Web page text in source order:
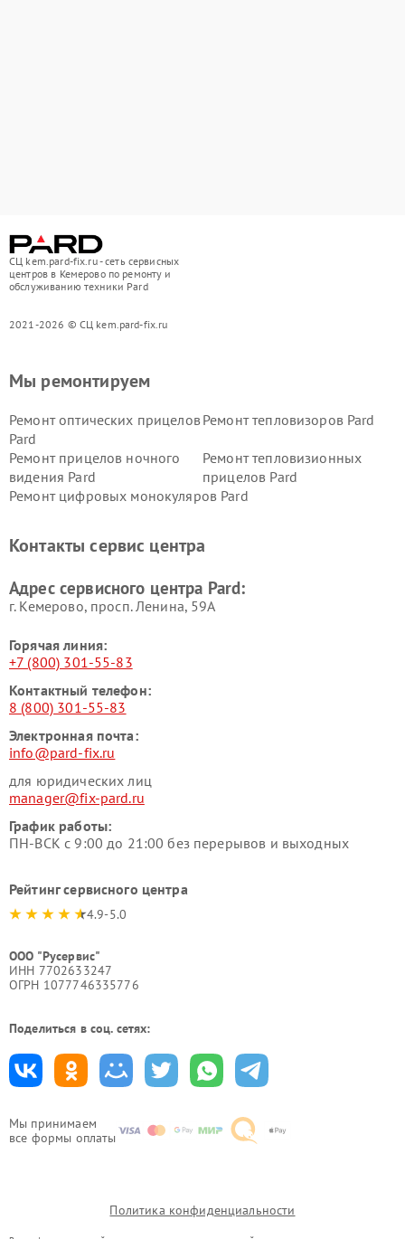
СЦ kem.pard-fix.ru - сеть сервисных
центров в Кемерово по ремонту и
обслуживанию техники Pard
2021-2026 © СЦ kem.pard-fix.ru
Мы принимаем
все формы оплаты
Мы ремонтируем
Ремонт оптических прицелов
Pard
Ремонт тепловизоров Pard
Ремонт прицелов ночного
видения Pard
Ремонт тепловизионных
прицелов Pard
Ремонт цифровых монокуляров Pard
Контакты сервис центра
Адрес сервисного центра Pard:
г. Кемерово, просп. Ленина, 59А
Горячая линия:
+7 (800) 301-55-83
Контактный телефон:
8 (800) 301-55-83
Электронная почта:
info@pard-fix.ru
для юридических лиц
manager@fix-pard.ru
График работы:
ПН-ВСК с 9:00 до 21:00 без перерывов и выходных
Рейтинг сервисного центра
4.9-5.0
ООО "Русервис"
ИНН 7702633247
ОГРН 1077746335776
Поделиться в соц. сетях:
Политика конфиденциальности